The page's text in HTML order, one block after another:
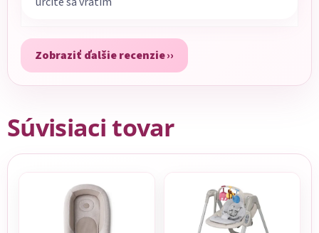
Zobraziť ďalšie recenzie
Súvisiaci tovar